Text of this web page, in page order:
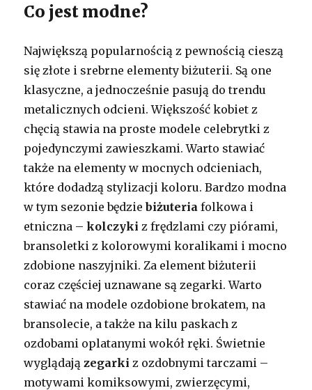
Co jest modne?
Największą popularnością z pewnością cieszą
się złote i srebrne elementy biżuterii. Są one
klasyczne, a jednocześnie pasują do trendu
metalicznych odcieni. Większość kobiet z
chęcią stawia na proste modele celebrytki z
pojedynczymi zawieszkami. Warto stawiać
także na elementy w mocnych odcieniach,
które dodadzą stylizacji koloru. Bardzo modna
w tym sezonie będziebiżuteria folkowa i
etniczna –kolczyki z frędzlami czy piórami,
bransoletki z kolorowymi koralikami i mocno
zdobione naszyjniki. Za element biżuterii
coraz częściej uznawane są zegarki. Warto
stawiać na modele ozdobione brokatem, na
bransolecie, a także na kilu paskach z
ozdobami oplatanymi wokół ręki. Świetnie
wyglądajązegarki z ozdobnymi tarczami –
motywami komiksowymi, zwierzęcymi,